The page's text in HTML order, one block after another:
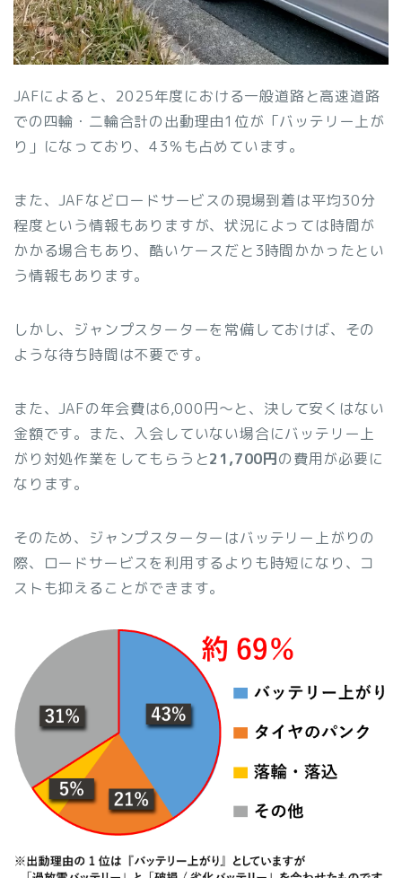
JAFによると、2025年度における一般道路と高速道路
での四輪・二輪合計の出動理由1位が「バッテリー上が
り」になっており、43％も占めています。
また、JAFなどロードサービスの現場到着は平均30分
程度という情報もありますが、状況によっては時間が
かかる場合もあり、酷いケースだと3時間かかったとい
う情報もあります。
しかし、ジャンプスターターを常備しておけば、その
ような待ち時間は不要です。
また、JAFの年会費は6,000円〜と、決して安くはない
金額です。また、入会していない場合にバッテリー上
がり対処作業をしてもらうと21,700円の費用が必要に
なります。
そのため、ジャンプスターターはバッテリー上がりの
際、ロードサービスを利用するよりも時短になり、コ
ストも抑えることができます。